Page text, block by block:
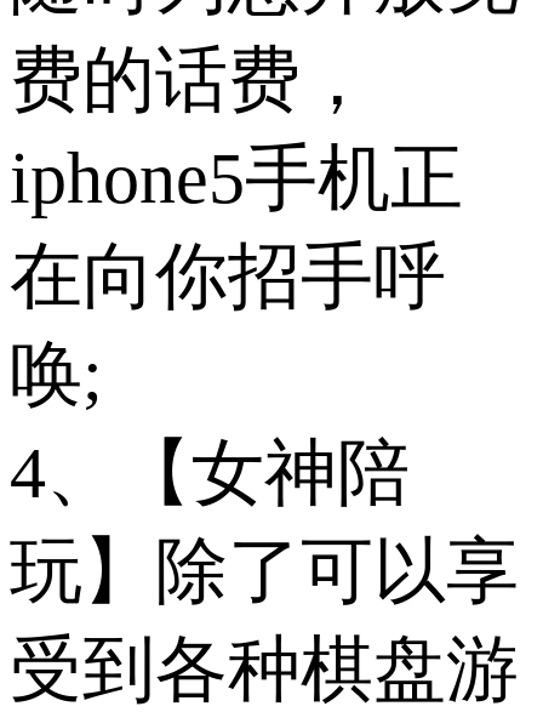
费的话费，
iphone5手机正
在向你招手呼
唤;
4、【女神陪
玩】除了可以享
受到各种棋盘游